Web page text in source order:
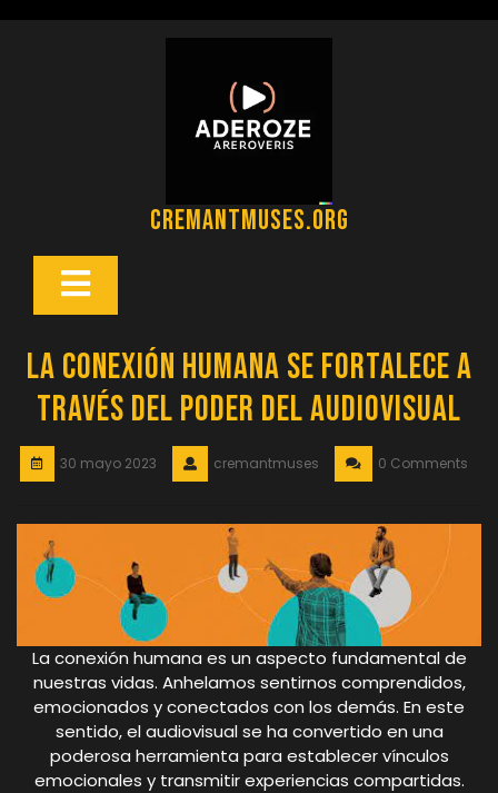
cremantmuses.org
Botón
La Conexión Humana se Fortalece a
Través del Poder del Audiovisual
30 mayo 2023 cremantmuses 0 Comments
La conexión humana es un aspecto fundamental de
nuestras vidas. Anhelamos sentirnos comprendidos,
emocionados y conectados con los demás. En este
sentido, el audiovisual se ha convertido en una
poderosa herramienta para establecer vínculos
emocionales y transmitir experiencias compartidas.